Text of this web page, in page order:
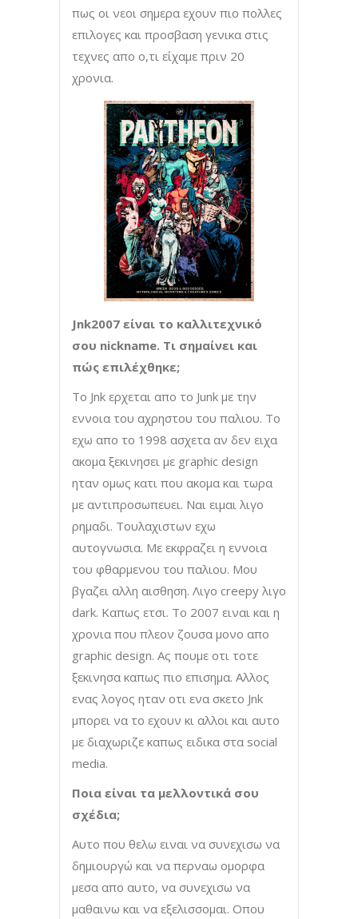
πως οι νεοι σημερα εχουν πιο πολλες
επιλογες και προσβαση γενικα στις
τεχνες απο ο,τι είχαμε πριν 20
χρονια.
Jnk2007 είναι το καλλιτεχνικό
σου nickname. Τι σημαίνει και
πώς επιλέχθηκε;
To Jnk ερχεται απο το Junk με την
εννοια του αχρηστου του παλιου. Το
εχω απο το 1998 ασχετα αν δεν ειχα
ακομα ξεκινησει με graphic design
ηταν ομως κατι που ακομα και τωρα
με αντιπροσωπευει. Ναι ειμαι λιγο
ρημαδι. Τουλαχιστων εχω
αυτογνωσια. Με εκφραζει η εννοια
του φθαρμενου του παλιου. Μου
βγαζει αλλη αισθηση. Λιγο creepy λιγο
dark. Καπως ετσι. Το 2007 ειναι και η
χρονια που πλεον ζουσα μονο απο
graphic design. Ας πουμε οτι τοτε
ξεκινησα καπως πιο επισημα. Αλλος
ενας λογος ηταν οτι ενα σκετο Jnk
μπορει να το εχουν κι αλλοι και αυτο
με διαχωριζε καπως ειδικα στα social
media.
Ποια είναι τα μελλοντικά σου
σχέδια;
Αυτο που θελω ειναι να συνεχισω να
δημιουργώ και να περναω ομορφα
μεσα απο αυτο, να συνεχισω να
μαθαινω και να εξελισσομαι. Οπου